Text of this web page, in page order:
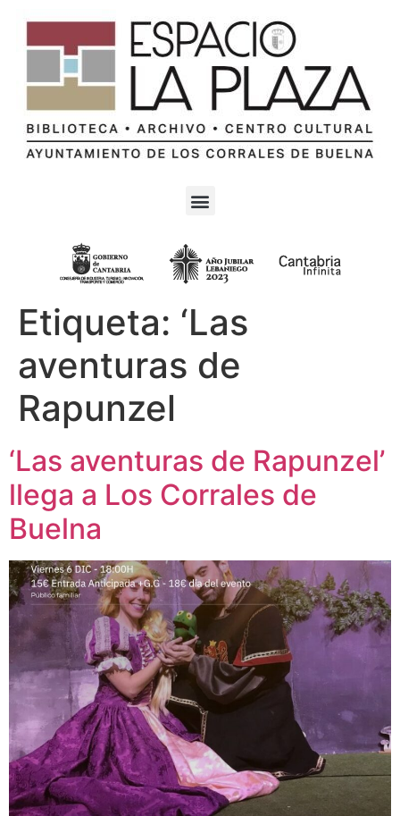
Etiqueta: ‘Las
aventuras de
Rapunzel
‘Las aventuras de Rapunzel’
llega a Los Corrales de
Buelna